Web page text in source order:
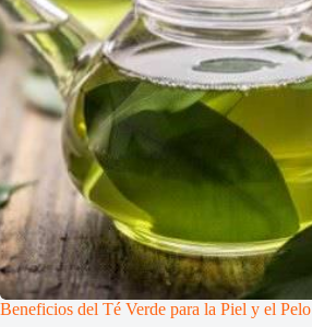
Beneficios del Té Verde para la Piel y el Pelo